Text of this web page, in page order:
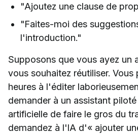
"Ajoutez une clause de
"Faites-moi des
l'introduction."
Supposons que vous ayez un
vous souhaitez réutiliser.
heures à l'éditer
demander à un assistant
artificielle de faire le gros du
demandez à l'IA d'« ajouter